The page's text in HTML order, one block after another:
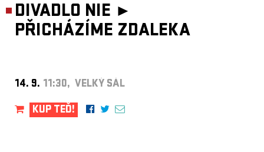
DIVADLO NIE ►
PŘICHÁZÍME ZDALEKA
14. 9. 11:30, VELKÝ SÁL
KUP TEĎ!